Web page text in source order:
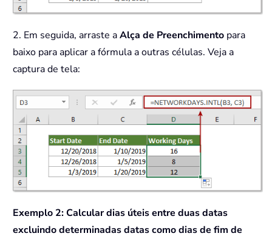
2. Em seguida, arraste aAlça de Preenchimento para
baixo para aplicar a fórmula a outras células. Veja a
captura de tela:
Exemplo 2: Calcular dias úteis entre duas datas
excluindo determinadas datas como dias de fim de